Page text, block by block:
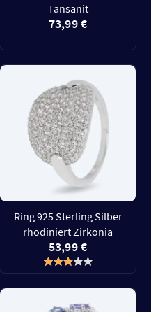
Tansanit
73,99 €
Ring 925 Sterling Silber
rhodiniert Zirkonia
53,99 €